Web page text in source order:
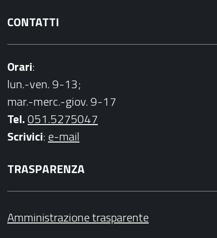
CONTATTI
Orari:
lun.-ven. 9-13;
mar.-merc.-giov. 9-17
Tel.051.5275047
Scrivici:e-mail
TRASPARENZA
Amministrazione trasparente